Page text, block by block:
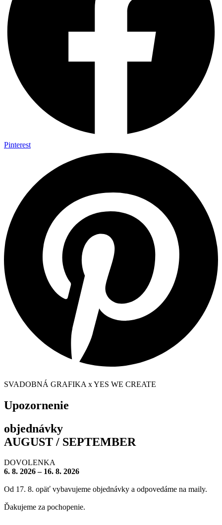
Pinterest
SVADOBNÁ GRAFIKA x YES WE CREATE
Upozornenie
objednávky
AUGUST / SEPTEMBER
DOVOLENKA
6. 8. 2026 – 16. 8. 2026
Od 17. 8. opäť vybavujeme objednávky a odpovedáme na maily.
Ďakujeme za pochopenie.